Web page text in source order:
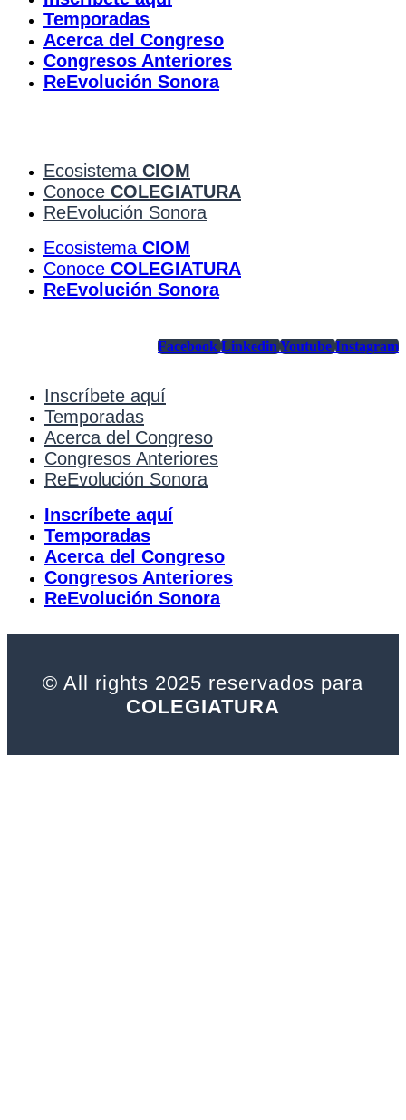
Temporadas
Acerca del Congreso
Congresos Anteriores
ReEvolución Sonora
Ecosistema CIOM
Conoce COLEGIATURA
ReEvolución Sonora
Ecosistema CIOM
Conoce COLEGIATURA
ReEvolución Sonora
Facebook Linkedin Youtube Instagram
Inscríbete aquí
Temporadas
Acerca del Congreso
Congresos Anteriores
ReEvolución Sonora
Inscríbete aquí
Temporadas
Acerca del Congreso
Congresos Anteriores
ReEvolución Sonora
© All rights 2025 reservados para
COLEGIATURA